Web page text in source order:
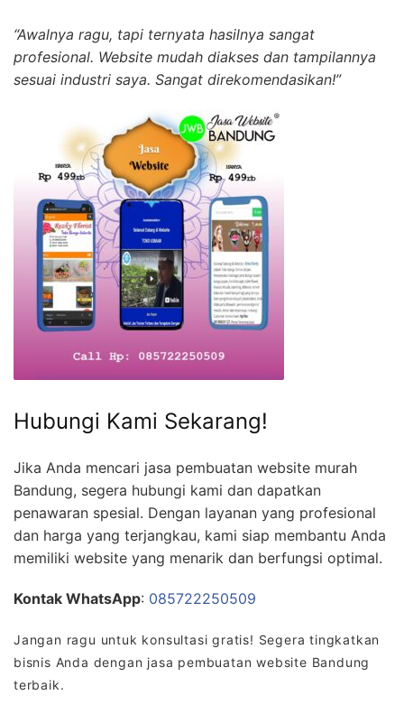
“Awalnya ragu, tapi ternyata hasilnya sangat
profesional. Website mudah diakses dan tampilannya
sesuai industri saya. Sangat direkomendasikan!”
Hubungi Kami Sekarang!
Jika Anda mencari jasa pembuatan website murah
Bandung, segera hubungi kami dan dapatkan
penawaran spesial. Dengan layanan yang profesional
dan harga yang terjangkau, kami siap membantu Anda
memiliki website yang menarik dan berfungsi optimal.
Kontak WhatsApp: 085722250509
Jangan ragu untuk konsultasi gratis! Segera tingkatkan
bisnis Anda dengan jasa pembuatan website Bandung
terbaik.